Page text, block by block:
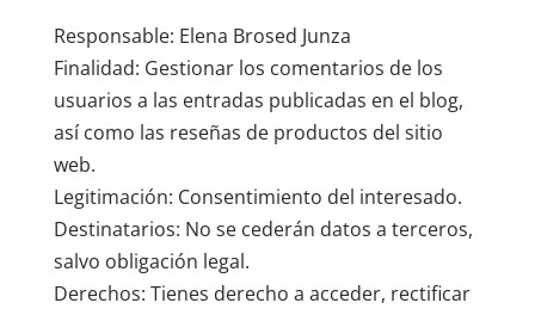
Responsable: Elena Brosed Junza
Finalidad: Gestionar los comentarios de los
usuarios a las entradas publicadas en el blog,
así como las reseñas de productos del sitio
web.
Legitimación: Consentimiento del interesado.
Destinatarios: No se cederán datos a terceros,
salvo obligación legal.
Derechos: Tienes derecho a acceder, rectificar